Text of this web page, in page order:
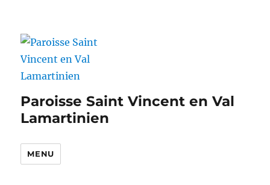
Paroisse Saint Vincent en Val
Lamartinien
MENU